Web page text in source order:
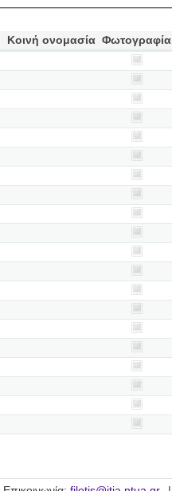
Κοινή ονομασία Φωτογραφία